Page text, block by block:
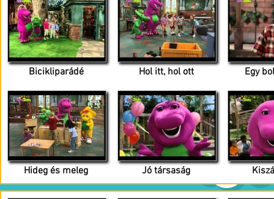
Bicikliparádé Hol itt, hol ott Egy
Hideg és meleg Jó társaság